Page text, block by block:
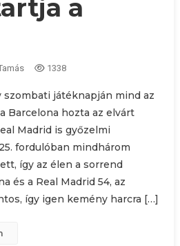
a
1338
szombati játéknapján mind az
Barcelona hozta az elvárt
Madrid is győzelmi
fordulóban mindhárom
így az élen a sorrend
és a Real Madrid 54, az
így igen kemény harcra […]